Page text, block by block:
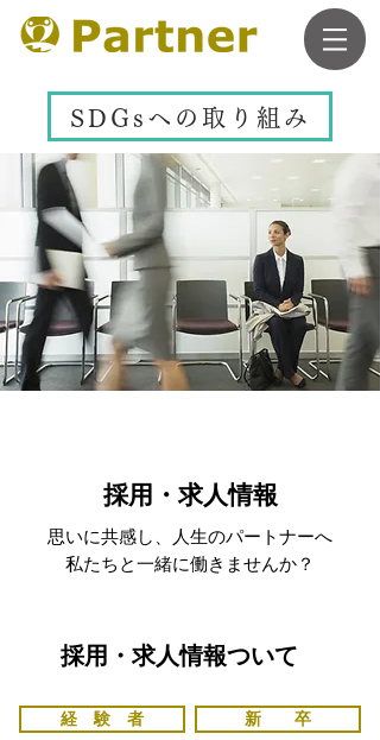
SDGsへの取り組み
採用・求人情報
思いに共感し、人生のパートナーへ
私たちと一緒に働きませんか？
採用・求人情報ついて
経 験 者 新 卒